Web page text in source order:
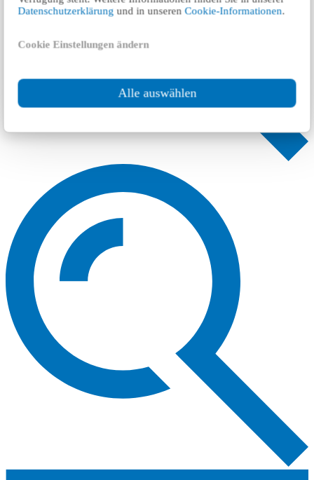
Datenschutzerklärung und in unserenCookie-Informationen.
Cookie Einstellungen ändern
Alle auswählen